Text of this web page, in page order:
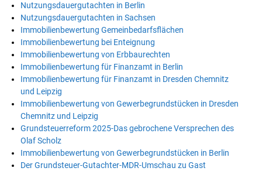
Nutzungsdauergutachten in Berlin
Nutzungsdauergutachten in Sachsen
Immobilienbewertung Gemeinbedarfsflächen
Immobilienbewertung bei Enteignung
Immobilienbewertung von Erbbaurechten
Immobilienbewertung für Finanzamt in Berlin
Immobilienbewertung für Finanzamt in Dresden Chemnitz
und Leipzig
Immobilienbewertung von Gewerbegrundstücken in Dresden
Chemnitz und Leipzig
Grundsteuerreform 2025-Das gebrochene Versprechen des
Olaf Scholz
Immobilienbewertung von Gewerbegrundstücken in Berlin
Der Grundsteuer-Gutachter-MDR-Umschau zu Gast